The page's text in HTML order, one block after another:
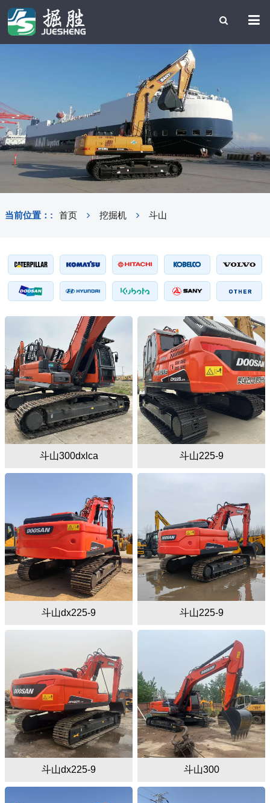
当前位置：: 首页 挖掘机 斗山
斗山300dxlca 斗山225-9
斗山dx225-9 斗山225-9
斗山dx225-9 斗山300